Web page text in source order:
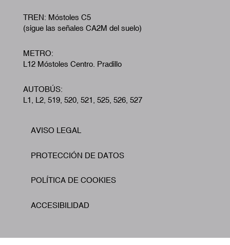
TREN: Móstoles C5
(sigue las señales CA2M del suelo)
METRO:
L12 Móstoles Centro. Pradillo
AUTOBÚS:
L1, L2, 519, 520, 521, 525, 526, 527
Footer
AVISO LEGAL
PROTECCIÓN DE DATOS
POLÍTICA DE COOKIES
ACCESIBILIDAD